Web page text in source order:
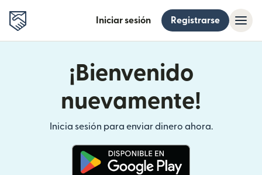
Iniciar sesión Registrarse
¡Bienvenido
nuevamente!
Inicia sesión para enviar dinero ahora.